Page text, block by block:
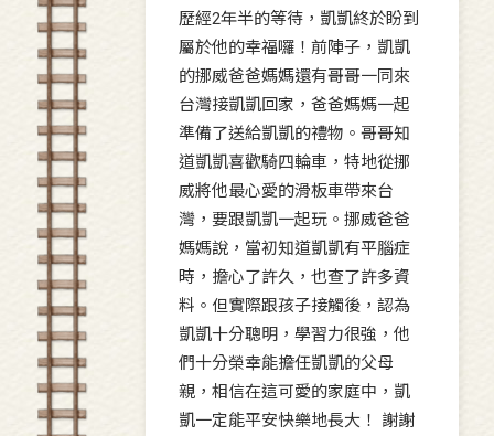
歷經2年半的等待，凱凱終於盼到
屬於他的幸福囉！前陣子，凱凱
的挪威爸爸媽媽還有哥哥一同來
台灣接凱凱回家，爸爸媽媽一起
準備了送給凱凱的禮物。哥哥知
道凱凱喜歡騎四輪車，特地從挪
威將他最心愛的滑板車帶來台
灣，要跟凱凱一起玩。挪威爸爸
媽媽說，當初知道凱凱有平腦症
時，擔心了許久，也查了許多資
料。但實際跟孩子接觸後，認為
凱凱十分聰明，學習力很強，他
們十分榮幸能擔任凱凱的父母
親，相信在這可愛的家庭中，凱
凱一定能平安快樂地長大！ 謝謝